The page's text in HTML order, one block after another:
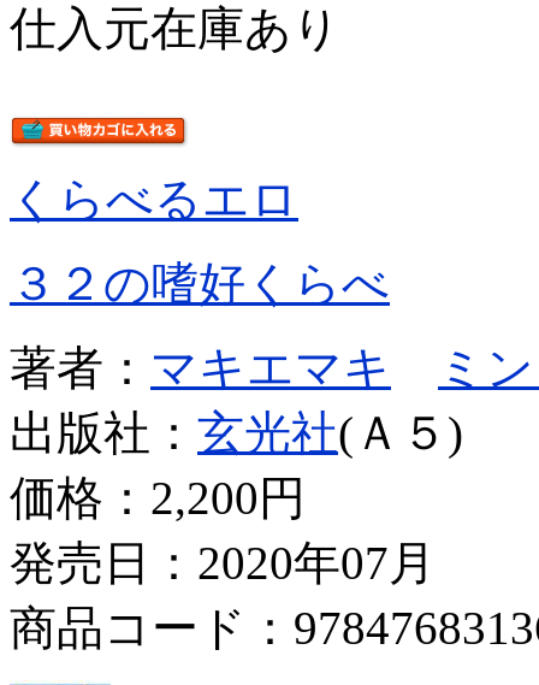
仕入元在庫あり
くらべるエロ
３２の嗜好くらべ
著者： マキエマキ
ミ
出版社： 玄光社(Ａ５)
価格： 2,200円
発売日：2020年07月
商品コード：